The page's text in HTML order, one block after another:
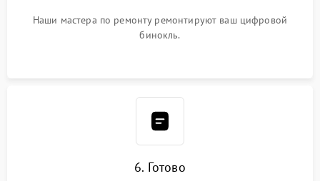
Наши мастера по ремонту ремонтируют ваш цифровой
бинокль.
6. Готово